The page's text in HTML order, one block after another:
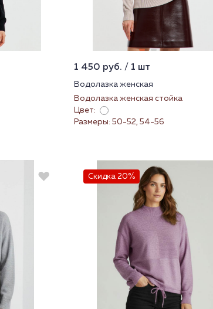
1 450 руб. / 1 шт
Водолазка женская
Водолазка женская стойка
Цвет:
Размеры: 50-52, 54-56
Скидка 20%